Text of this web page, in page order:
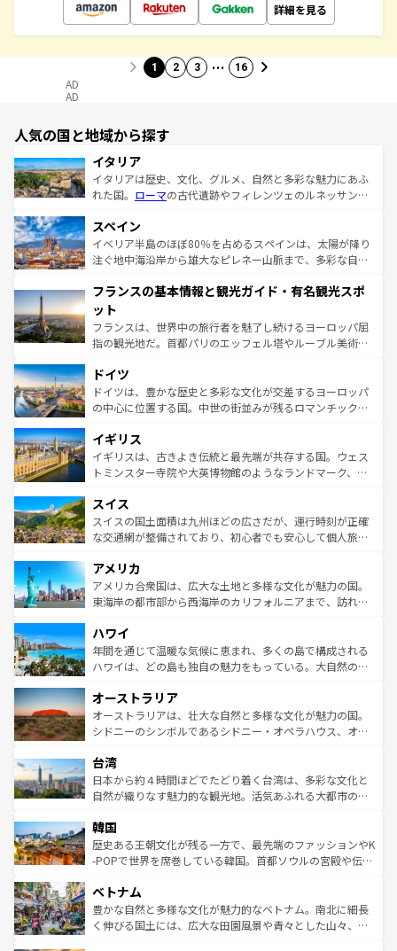
詳細を見る
1 2 3 … 16
AD
AD
人気の国と地域から探す
イタリア
イタリアは歴史、文化、グルメ、自然と多彩な魅力にあふ
れた国。 ローマの古代遺跡やフィレンツェのルネッサンス
ろん、トスカーナの美しい田園風景やアマルフィ海岸の絶
景など、自然景観も見逃せない。観光の合間には、本場の
ピザやパスタなど、絶品のイタリア料理を堪能することも
ませてくれるイタリアで、忘れられない旅をしてみよう！
なお、新着のイタリア情報は
しい。
スペイン
イベリア半島のほぼ80％を占めるスペインは、太陽が降り
注ぐ地中海沿岸から雄大なピレネー山脈まで、多彩な自然
文化が根付くこの国では、情熱的なフラメンコ、熱気あふ
れる闘牛、そして美味しいタパスが生活の一部となってい
る。首都マドリードの洗練された雰囲気や、バルセロナの
アートに溢れた街角から、地方では古代ローマ遺跡や中世
せる。地方によって風土や気候が異なるスペインはその個
性で訪れる人を魅了する。 なお、新着のスペイン情報は コ
ンテンツ一覧を参照してほしい。
フランスの基本情報と観光ガイド・有名観光スポ
ット
フランスは、世界中の旅行者を魅了し続けるヨーロッパ屈
指の観光地だ。首都パリのエッフェル塔やルーブル美術館
で、幅広い魅力が詰まっている。華麗な宮殿、歴史的な大
聖堂、美しいビーチ、そして豊かな自然が、訪れる者を心
から魅了する。また、フランスは美食の国としても知ら
いる。シャンパンの発祥地であるランス、プロヴァンスの
香り高いラベンダー畑など、多彩な楽しみ方が可能だ。さ
らに、パリ以外の地域にも魅力が溢れており、どの街角に
れる地方に足を運ぶとそれぞれで全く異なる文化を体験で
きるだろう。 なお、新着のフランス情報はコンテンツ一覧
を参照してほしい。
ドイツ
ドイツは、豊かな歴史と多彩な文化が交差するヨーロッパ
の中心に位置する国。中世の街並みが残るロマンチック街
顔を持つこの国は、どこを歩いても飽きることがない。ベ
ルリンの文化的活気、バイエルン州のアルプスの絶景、そ
してライン川沿いのワイン畑といった風景は必見。ビール
は、お酒好きな人にはぜひ体験してほしい。 なお、新着の
ドイツ情報はコンテンツ一覧を参照してほしい。
イギリス
イギリスは、古きよき伝統と最先端が共存する国。ウェス
トミンスター寺院や大英博物館のようなランドマーク、歴
リアごとに異なる魅力がある。また、優雅なアフタヌーン
ティー、ビール好きにはたまらない英国パブ、サッカー観
戦など、本場だからこそできる体験も豊富。イギリスを旅
ンツ一覧を参照してほしい。
スイス
スイスの国土面積は九州ほどの広さだが、運行時刻が正確
な交通網が整備されており、初心者でも安心して個人旅行
の建物がそのまま残る町や、スイスならではのユニークな
博物館もあり、アルプス観光だけでなく町歩きも満喫する
ことができる。国民の所得が高いため物価も高いが、旅行
ば市内交通費無料で観光を楽しむこともできる。 なお、新
着のスイス情報はコンテンツ一覧 を参照してほしい。
アメリカ
アメリカ合衆国は、広大な土地と多様な文化が魅力の国。
東海岸の都市部から西海岸のカリフォルニアまで、訪れる
のような巨大都市は、観光、ショッピング、エンターテイ
ンメントが詰まった刺激的なスポットだ。一方、アメリカ
西部には大自然が広がり、グランドキャニオンやイエロー
部のニューオーリンズでは、音楽と美食が融合した独特の
文化が魅力。旅行者はアメリカの各地域で異なる魅力を楽
しみながら、その多様性と豊かな歴史を感じることができ
ならではの贅沢な旅のスタイルだ。 なお、新着のアメリカ
情報はコンテンツ一覧を参照してほしい。
ハワイ
年間を通じて温暖な気候に恵まれ、多くの島で構成される
ハワイは、どの島も独自の魅力をもっている。大自然の神
ワイ島は見逃せない。また、定番の観光地といえばオアフ
島だが、静かな自然を求めるならマウイ島やカウアイ島が
おすすめ。エメラルドグリーンに輝く海をはじめ、豊かな
れるおもてなしの心で訪れる人々を迎えてくれるハワイの
人々、おいしいローカルフードやハワイアンミュージッ
ク、伝統的なフラダンスなど、すべてがハワイの魅力を彩
ワイを、存分に味わってほしい。 なお、新着のハワイ情報
はコンテンツ一覧を参照してほしい。
オーストラリア
オーストラリアは、壮大な自然と多様な文化が魅力の国。
シドニーのシンボルであるシドニー・オペラハウス、オー
リアリーフや大陸中央部にそびえるウルル（エアーズロッ
ク）、タスマニアの美しい原生林やケアンズの熱帯雨林な
ど、見どころがたくさん。また、カフェやワイン、オージ
いる。アクティビティも充実しており、サーフィンやダイ
ビング、ハイキングなど、アウトドア好きにはたまらな
い。オーストラリアの多彩な魅力を存分に味わいつくそ
参照してほしい。
台湾
日本から約４時間ほどでたどり着く台湾は、多彩な文化と
自然が織りなす魅力的な観光地。活気あふれる大都市の台
ン）、静ひつな山岳地帯である台湾東部など、都市の喧騒
と山間の静けさが共存しており、訪れる人に新しい発見と
驚きをもたらしてくれる。また、奥深い台湾の食文化も魅
容にもいいと評判のスイーツなど、バラエティ豊かな料理
が味わえる。 なお、新着の台湾情報は コンテンツ一覧を参
照してほしい。
韓国
歴史ある王朝文化が残る一方で、最先端のファッションやK
-POPで世界を席巻している韓国。首都ソウルの宮殿や伝統
き、地方に足を延ばせば四季折々の自然美を楽しむことが
できる。そして、キムチや焼肉、絶品のストリートフード
まで、さまざまな韓国料理が待っている。夜には、韓国な
ベトナム
豊かな自然と多様な文化が魅力的なベトナム。南北に細長
く伸びる国土には、広大な田園風景や青々とした山々、世